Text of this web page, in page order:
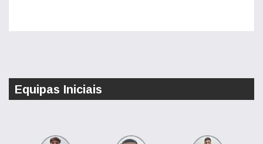
Equipas Iniciais